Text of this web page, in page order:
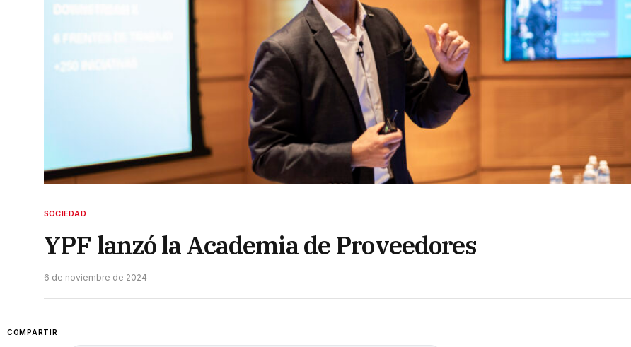
SOCIEDAD
YPF lanzó la Academia de Proveedores
6 de noviembre de 2024
COMPARTIR